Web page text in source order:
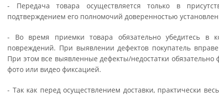
- Передача товара осуществляется только в
подтверждением его полномочий доверенностью
- Во время приемки товара обязательно убедитесь в
повреждений. При выявлении дефектов покупатель
При этом все выявленные дефекты/недостатки
фото или видео фиксацией.
- Так как перед осуществлением доставки, практически